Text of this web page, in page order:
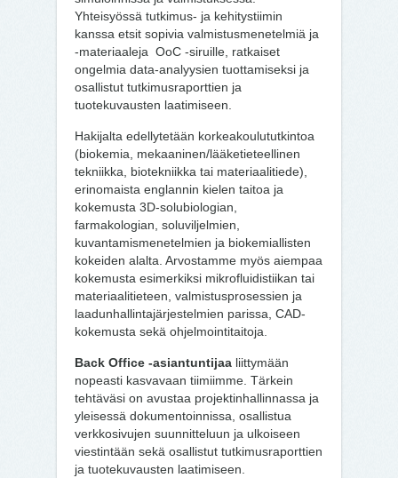
Yhteisyössä tutkimus- ja kehitystiimin
kanssa etsit sopivia valmistusmenetelmiä ja
-materiaaleja OoC -siruille, ratkaiset
ongelmia data-analyysien tuottamiseksi ja
osallistut tutkimusraporttien ja
tuotekuvausten laatimiseen.
Hakijalta edellytetään korkeakoulututkintoa
(biokemia, mekaaninen/lääketieteellinen
tekniikka, biotekniikka tai materiaalitiede),
erinomaista englannin kielen taitoa ja
kokemusta 3D-solubiologian,
farmakologian, soluviljelmien,
kuvantamismenetelmien ja biokemiallisten
kokeiden alalta. Arvostamme myös aiempaa
kokemusta esimerkiksi mikrofluidistiikan tai
materiaalitieteen, valmistusprosessien ja
laadunhallintajärjestelmien parissa, CAD-
kokemusta sekä ohjelmointitaitoja.
Back Office -asiantuntijaa liittymään
nopeasti kasvavaan tiimiimme. Tärkein
tehtäväsi on avustaa projektinhallinnassa ja
yleisessä dokumentoinnissa, osallistua
verkkosivujen suunnitteluun ja ulkoiseen
viestintään sekä osallistut tutkimusraporttien
ja tuotekuvausten laatimiseen.